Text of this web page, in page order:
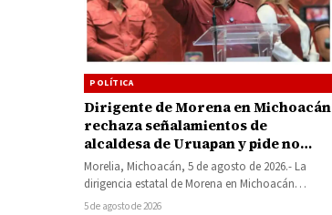
POLÍTICA
Dirigente de Morena en Michoacán
rechaza señalamientos de
alcaldesa de Uruapan y pide no
politizar asesinato de Carlos
Manzo
Morelia, Michoacán, 5 de agosto de 2026.- La
dirigencia estatal de Morena en Michoacán
respondió a las declaraciones de la…
5 de agosto de 2026